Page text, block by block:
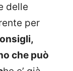
delle
per
che può